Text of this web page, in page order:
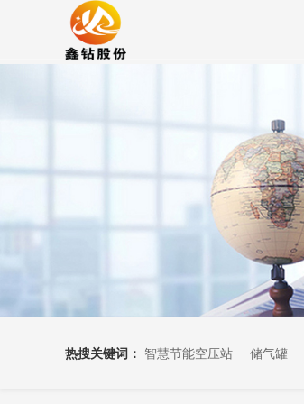
热搜关键词： 智慧节能空压站 储气罐